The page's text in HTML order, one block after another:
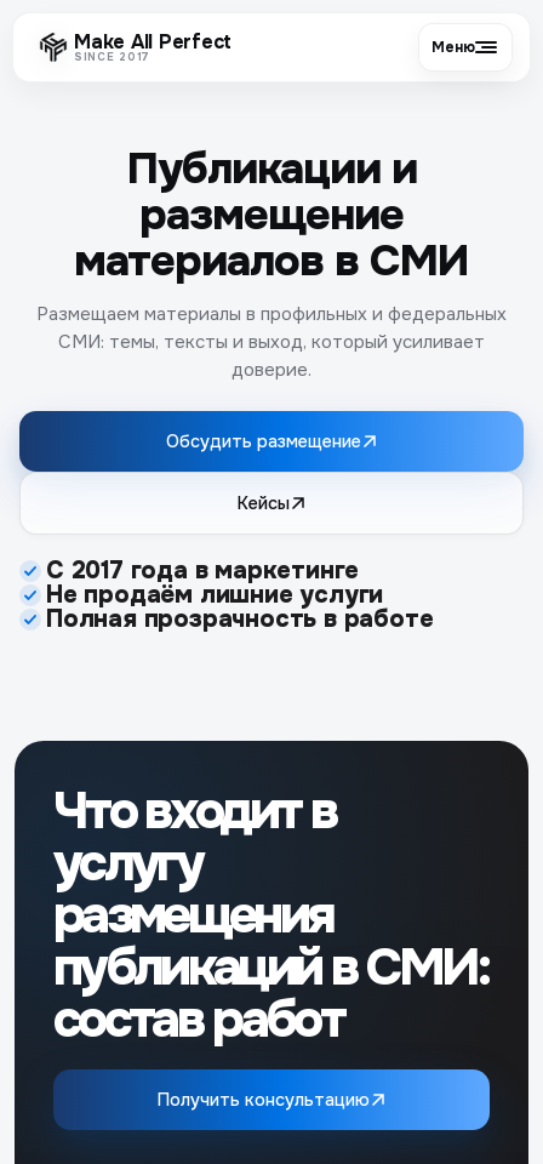
Make All Perfect
SINCE 2017 Меню
Публикации и
размещение
материалов в СМИ
Размещаем материалы в профильных и федеральных
СМИ: темы, тексты и выход, который усиливает
доверие.
Обсудить размещение
Кейсы
С 2017 года в маркетинге
Не продаём лишние услуги
Полная прозрачность в работе
Что входит в
услугу
размещения
публикаций в СМИ:
состав работ
Получить консультацию